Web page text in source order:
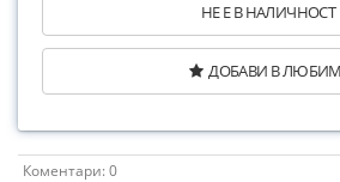
НЕ Е В НАЛИЧНОСТ
ДОБАВИ В
Коментари: 0